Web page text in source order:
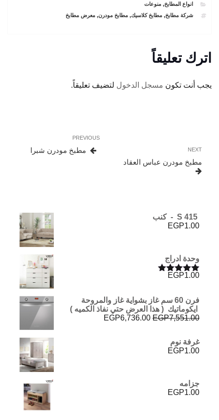
CATEGORIES
انواع المطابخ,منوعات
TAGS
شركة مطابخ,مطابخ كلاسيك,مطابخ مودرن,معرض مطابخ
اترك تعليقاً
يجب أنت تكون مسجل الدخول لتضيف تعليقاً.
المقالات
Previous
Post
PREVIOUS
مطبخ مودرن شبرا
Next
Post
NEXT
مطبخ مودرن عباس العقاد
EGP1.00
وحدة ادراج
تم التقييم
EGP1.00
فرن 60 سم غاز بشواية غاز والمروحة
ايكوماتيك ( هذا العرض حتي نفاذ الكميه )
EGP7,551.00
السعر
EGP6,736.00
غرفة نوم
EGP1.00
جزامه
EGP1.00